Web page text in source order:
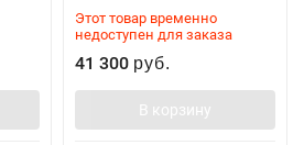
Этот товар временно
недоступен для заказа
41 300 руб.
В корзину